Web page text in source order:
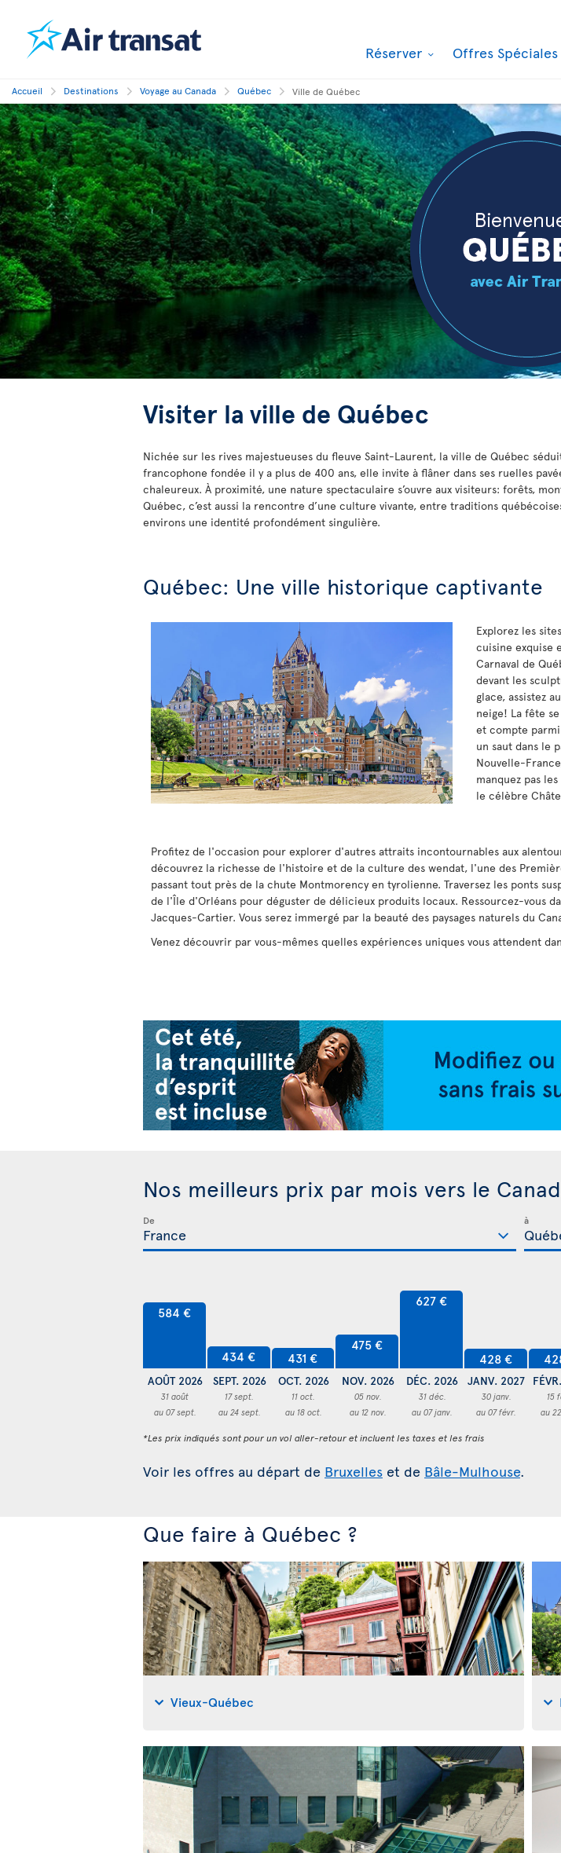
Réserver Offres Spéciales
Accueil Destinations Voyage au Canada Québec Ville de Québec
Visiter la ville de Québec
Nichée sur les rives majestueuses du fleuve Saint-Laurent, la ville de Québec
francophone fondée il y a plus de 400 ans, elle invite à flâner dans ses ruelles
chaleureux. À proximité, une nature spectaculaire s’ouvre aux visiteurs: forêts,
Québec, c’est aussi la rencontre d’une culture vivante, entre traditions
environs une identité profondément singulière.
Québec: Une ville historique captivante
Explorez les
cuisine exquise
Carnaval de
devant les
glace, assistez
neige! La fête
et compte parmi
un saut dans le
Nouvelle-
manquez pas
le célèbre
Profitez de l'occasion pour explorer d'autres attraits incontournables aux
découvrez la richesse de l'histoire et de la culture des wendat, l'une des
passant tout près de la chute Montmorency en tyrolienne. Traversez les ponts
de l'Île d'Orléans pour déguster de délicieux produits locaux. Ressourcez-vous
Jacques-Cartier. Vous serez immergé par la beauté des paysages naturels du
Venez découvrir par vous-mêmes quelles expériences uniques vous attendent
Nos meilleurs prix par mois vers le
De à
584 €
AOÛT 2026
31 août
au 07 sept.
434 €
SEPT. 2026
17 sept.
au 24 sept.
431 €
OCT. 2026
11 oct.
au 18 oct.
475 €
NOV. 2026
05 nov.
au 12 nov.
627 €
DÉC. 2026
31 déc.
au 07 janv.
428 €
JANV. 2027
30 janv.
au 07 févr.
15
au
*Les prix indiqués sont pour un vol aller-retour et incluent les taxes et les frais
Voir les offres au départ de Bruxelles et de Bâle-Mulhouse.
Que faire à Québec ?
Vieux-Québec